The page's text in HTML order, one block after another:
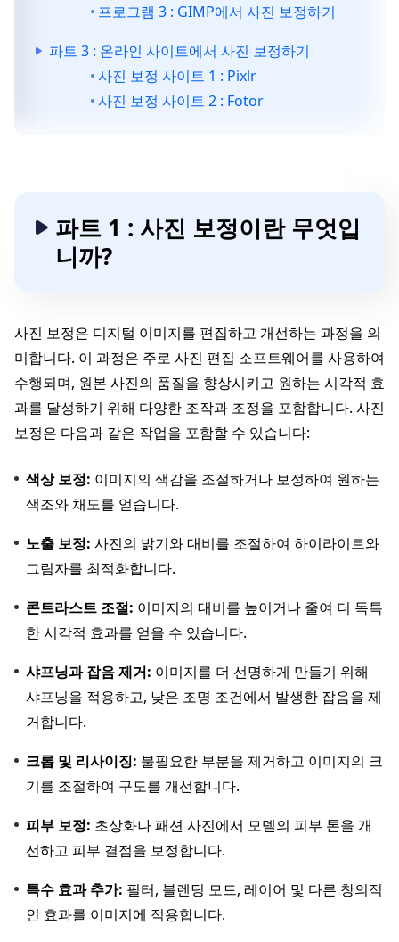
프로그램 3 : GIMP에서 사진 보정하기
파트 3 : 온라인 사이트에서 사진 보정하기
사진 보정 사이트 1 : Pixlr
사진 보정 사이트 2 : Fotor
파트 1 : 사진 보정이란 무엇입
니까?
사진 보정은 디지털 이미지를 편집하고 개선하는 과정을 의
미합니다. 이 과정은 주로 사진 편집 소프트웨어를 사용하여
수행되며, 원본 사진의 품질을 향상시키고 원하는 시각적 효
과를 달성하기 위해 다양한 조작과 조정을 포함합니다. 사진
보정은 다음과 같은 작업을 포함할 수 있습니다:
색상 보정: 이미지의 색감을 조절하거나 보정하여 원하는
색조와 채도를 얻습니다.
노출 보정: 사진의 밝기와 대비를 조절하여 하이라이트와
그림자를 최적화합니다.
콘트라스트 조절: 이미지의 대비를 높이거나 줄여 더 독특
한 시각적 효과를 얻을 수 있습니다.
샤프닝과 잡음 제거: 이미지를 더 선명하게 만들기 위해
샤프닝을 적용하고, 낮은 조명 조건에서 발생한 잡음을 제
거합니다.
크롭 및 리사이징: 불필요한 부분을 제거하고 이미지의 크
기를 조절하여 구도를 개선합니다.
피부 보정: 초상화나 패션 사진에서 모델의 피부 톤을 개
선하고 피부 결점을 보정합니다.
특수 효과 추가: 필터, 블렌딩 모드, 레이어 및 다른 창의적
인 효과를 이미지에 적용합니다.